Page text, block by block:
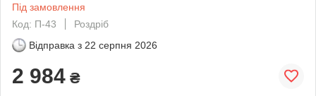
Під замовлення
Код: П-43
Роздріб
Відправка з 22 серпня 2026
2 984 ₴